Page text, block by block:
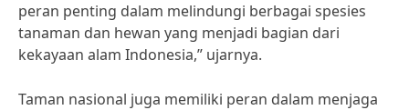
peran penting dalam melindungi berbagai spesies
tanaman dan hewan yang menjadi bagian dari
kekayaan alam Indonesia,” ujarnya.
Taman nasional juga memiliki peran dalam menjaga